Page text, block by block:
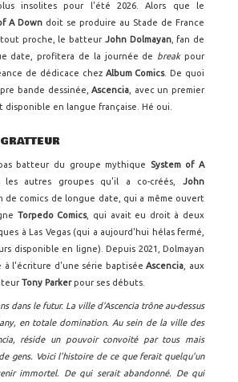
insolites pour l'été 2026. Alors que le
A Down doit se produire au Stade de France
proche, le batteur John Dolmayan, fan de
date, profitera de la journée de breakpour
de dédicace chez Album Comics. De quoi
bande dessinée,Ascencia , avec un premier
disponible en langue française. Hé oui.
batteur du groupe mythique System of A
autres groupes qu'il a co-créés, John
de comics de longue date, qui a même ouvert
Torpedo Comics, qui avait eu droit à deux
à Las Vegas (qui a aujourd'hui hélas fermé,
disponible en ligne). Depuis 2021, Dolmayan
à l'écriture d'une série baptiséeAscencia , aux
Tony Parkerpour ses débuts.
dans le futur. La ville d'Ascencia trône au-dessus
en totale domination. Au sein de la ville des
réside un pouvoir convoité par tous mais
gens. Voici l'histoire de ce que ferait quelqu'un
immortel. De qui serait abandonné. De qui